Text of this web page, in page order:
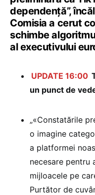
dependență”,
Comisia a cerut
schimbe
al executivului
UPDATE 16:00
un punct de
„«Constatările
o imagine
a platformei
necesare pentru
mijloacele pe
Purtător de